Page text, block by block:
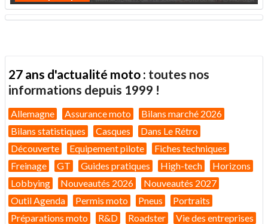
27 ans d'actualité moto : toutes nos
informations depuis 1999 !
Allemagne Assurance moto
Bilans marché 2026
Bilans statistiques
Casques
Dans Le Rétro
Découverte
Equipement pilote
Fiches techniques
Freinage
GT Guides pratiques High-tech
Horizons
Lobbying
Nouveautés 2026
Nouveautés 2027
Outil Agenda
Permis moto Pneus
Portraits
Préparations moto
R&D Roadster Vie des entreprises